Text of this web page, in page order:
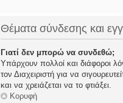
Θέματα σύνδεσης και
Γιατί δεν μπορώ να συνδεθώ;
Υπάρχουν πολλοί και διάφοροι
τον Διαχειριστή για να
και να χρειάζεται να το φτιάξει.
Κορυφή